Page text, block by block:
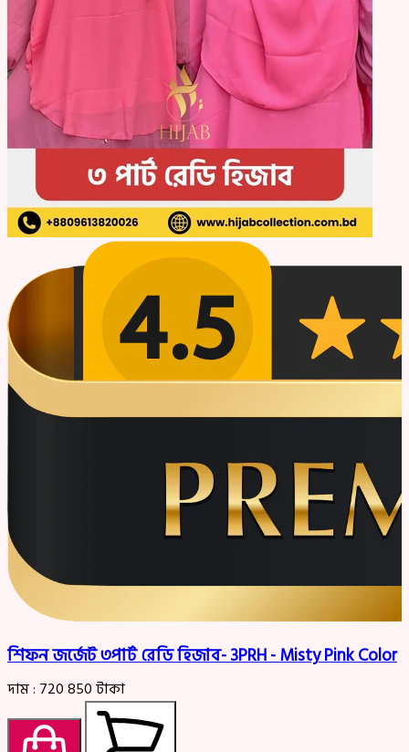
শিফন জর্জেট ৩পার্ট রেডি হিজাব- 3PRH - Misty Pink Color
দাম : 720850টাকা